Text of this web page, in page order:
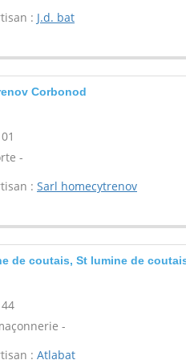
: J.d. bat
Corbonod
-
: Sarl homecytrenov
de coutais, St lumine de
-
: Atlabat